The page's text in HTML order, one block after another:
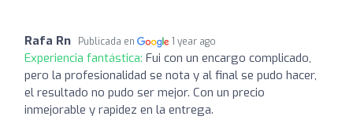
Rafa Rn Publicada en 1 year ago
Experiencia fantástica: Fui con un encargo complicado,
pero la profesionalidad se nota y al final se pudo hacer,
el resultado no pudo ser mejor. Con un precio
inmejorable y rapidez en la entrega.